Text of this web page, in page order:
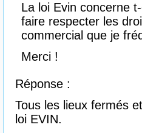
La loi Evin concerne
faire respecter les
commercial que je
Merci !
Réponse :
Tous les lieux fermés
loi EVIN.